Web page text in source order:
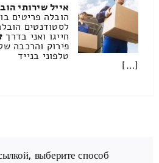
אייל שירותי
הובלה פריטים
לסטודנטים
חייגו ואני
פירוק והרכבה
טלפוני בנייד
[…]
выберите способ!